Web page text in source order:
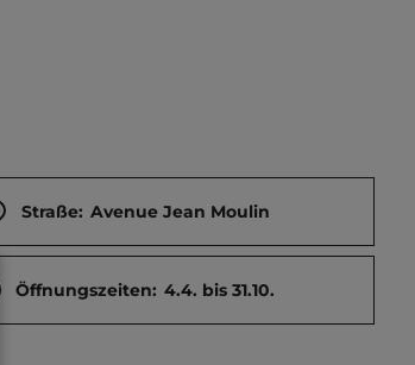
Straße: Avenue Jean Moulin
Öffnungszeiten: 4.4. bis 31.10.